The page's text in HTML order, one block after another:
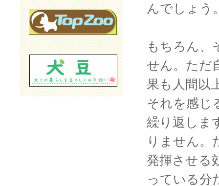
んでしょう
もちろん、
せん。ただ
果も人間以
それを感じ
繰り返しま
りません。
発揮させる
っている分